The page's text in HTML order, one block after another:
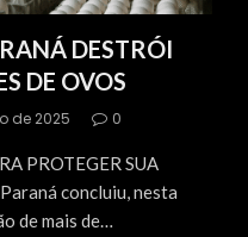
DESTRÓI
DE OVOS
de 2025 0
PROTEGER SUA
concluiu, nesta
de mais de…